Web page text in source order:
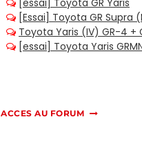
ACCES AU FORUM